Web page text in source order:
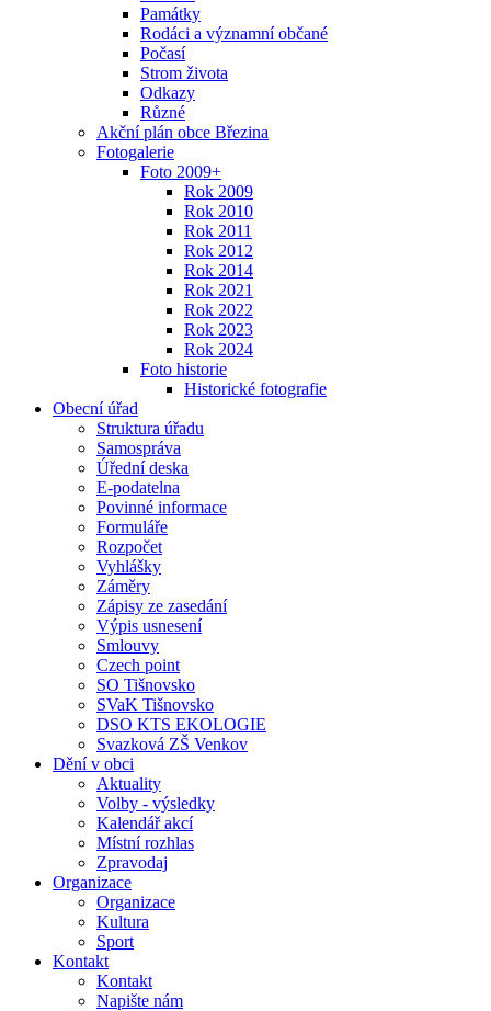
Památky
Rodáci a významní občané
Počasí
Strom života
Odkazy
Různé
Akční plán obce Březina
Fotogalerie
Foto 2009+
Rok 2009
Rok 2010
Rok 2011
Rok 2012
Rok 2014
Rok 2021
Rok 2022
Rok 2023
Rok 2024
Foto historie
Historické fotografie
Obecní úřad
Struktura úřadu
Samospráva
Úřední deska
E-podatelna
Povinné informace
Formuláře
Rozpočet
Vyhlášky
Záměry
Zápisy ze zasedání
Výpis usnesení
Smlouvy
Czech point
SO Tišnovsko
SVaK Tišnovsko
DSO KTS EKOLOGIE
Svazková ZŠ Venkov
Dění v obci
Aktuality
Volby - výsledky
Kalendář akcí
Místní rozhlas
Zpravodaj
Organizace
Organizace
Kultura
Sport
Kontakt
Kontakt
Napište nám